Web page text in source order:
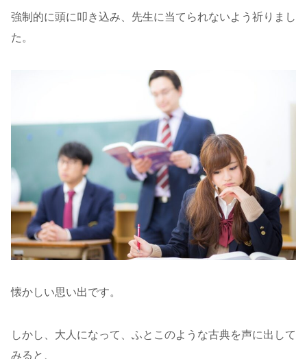
強制的に頭に叩き込み、先生に当てられないよう祈りまし
た。
懐かしい思い出です。
しかし、大人になって、ふとこのような古典を声に出して
みると、